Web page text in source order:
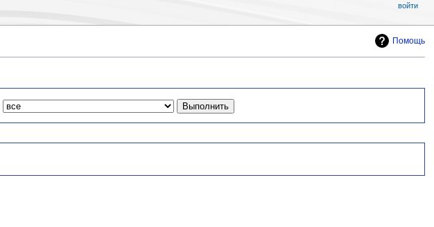
Помощь
войти